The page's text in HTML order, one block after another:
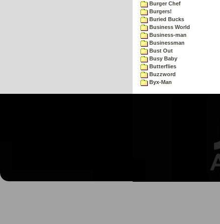
Burger Chef
Burgers!
Buried Bucks
Business World
Business-man
Businessman
Bust Out
Busy Baby
Butterflies
Buzzword
Byx-Man